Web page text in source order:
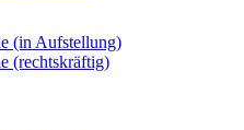
(in Aufstellung)
(rechtskräftig)